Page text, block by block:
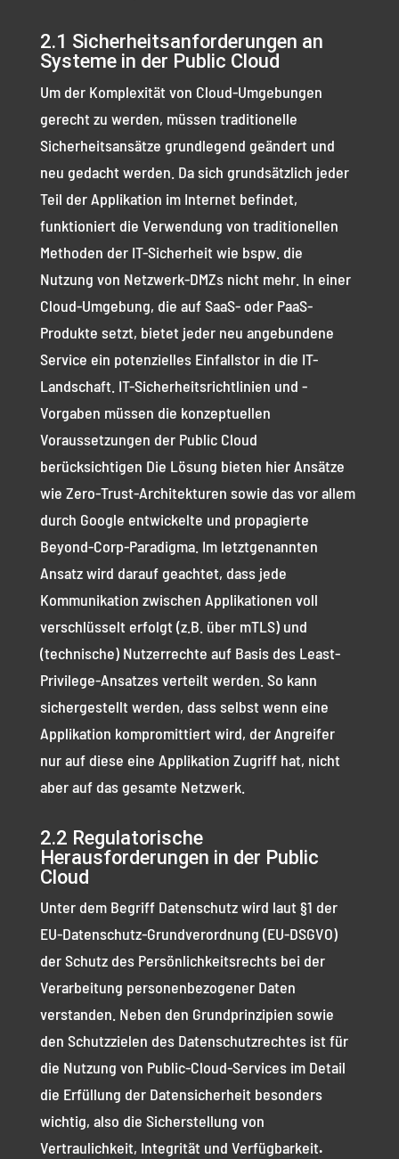
2.1 Sicherheitsanforderungen an
Systeme in der Public Cloud
Um der Komplexität von Cloud-Umgebungen
gerecht zu werden, müssen traditionelle
Sicherheitsansätze grundlegend geändert und
neu gedacht werden. Da sich grundsätzlich jeder
Teil der Applikation im Internet befindet,
funktioniert die Verwendung von traditionellen
Methoden der IT-Sicherheit wie bspw. die
Nutzung von Netzwerk-DMZs nicht mehr. In einer
Cloud-Umgebung, die auf SaaS- oder PaaS-
Produkte setzt, bietet jeder neu angebundene
Service ein potenzielles Einfallstor in die IT-
Landschaft. IT-Sicherheitsrichtlinien und -
Vorgaben müssen die konzeptuellen
Voraussetzungen der Public Cloud
berücksichtigen Die Lösung bieten hier Ansätze
wie Zero-Trust-Architekturen sowie das vor allem
durch Google entwickelte und propagierte
Beyond-Corp-Paradigma. Im letztgenannten
Ansatz wird darauf geachtet, dass jede
Kommunikation zwischen Applikationen voll
verschlüsselt erfolgt (z.B. über mTLS) und
(technische) Nutzerrechte auf Basis des Least-
Privilege-Ansatzes verteilt werden. So kann
sichergestellt werden, dass selbst wenn eine
Applikation kompromittiert wird, der Angreifer
nur auf diese eine Applikation Zugriff hat, nicht
aber auf das gesamte Netzwerk.
2.2 Regulatorische
Herausforderungen in der Public
Cloud
Unter dem Begriff Datenschutz wird laut §1 der
EU-Datenschutz-Grundverordnung (EU-DSGVO)
der Schutz des Persönlichkeitsrechts bei der
Verarbeitung personenbezogener Daten
verstanden. Neben den Grundprinzipien sowie
den Schutzzielen des Datenschutzrechtes ist für
die Nutzung von Public-Cloud-Services im Detail
die Erfüllung der Datensicherheit besonders
wichtig, also die Sicherstellung von
Vertraulichkeit, Integrität und Verfügbarkeit.